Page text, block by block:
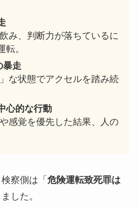
み、判断力が落ちているに
転。
暴走
な状態でアクセルを踏み続
心的な行動
感覚を優先した結果、人の
察側は「 危険運転致死罪は
した。